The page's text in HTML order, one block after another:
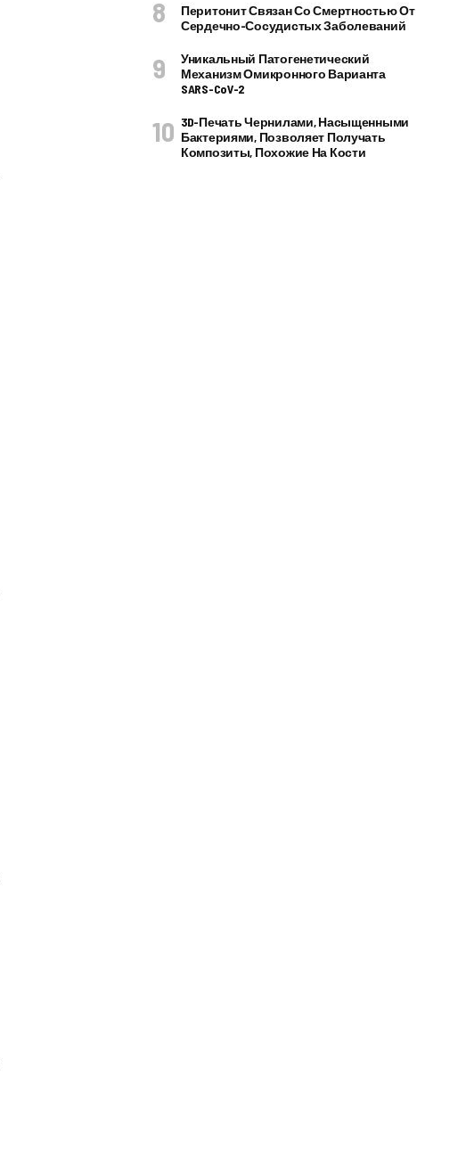
Перитонит Связан Со Смертностью От
Сердечно-Сосудистых Заболеваний
Уникальный Патогенетический
Механизм Омикронного Варианта
SARS-CoV-2
3D-Печать Чернилами, Насыщенными
Бактериями, Позволяет Получать
Композиты, Похожие На Кости